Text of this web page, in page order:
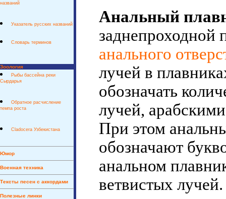
названий
Указатель русских названий
Словарь терминов
Зоология
Рыбы бассейна реки
Сырдарья
Обратное расчисление
темпа роста
Cladocera Узбекистана
Юмор
Военная техника
Тексты песен с аккордами
Полезные линки
Анальный
заднепроходной
анального
лучей в
обозначать
лучей,
При этом
обозначают
анальном
ветвистых лучей.